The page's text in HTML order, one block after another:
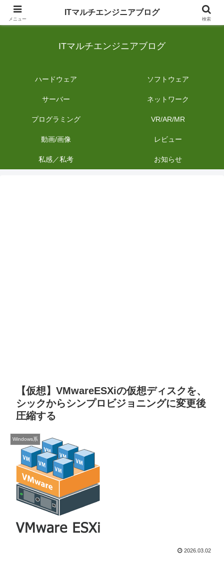
日常のIT業務を備忘録として発信。商品レビューやDIYの作業内容も投稿しま
ITマルチエンジニアブログ
ハードウェア ソフトウェア
サーバー ネットワーク
プログラミング VR/AR/MR
動画/画像 レビュー
私感／私考 お知らせ
【仮想】VMwareESXiの仮想ディスクを、
シックからシンプロビジョニングに変更後
圧縮する
Windows系
2026.03.02
メニュー
ITマルチエンジニアブログ
検索